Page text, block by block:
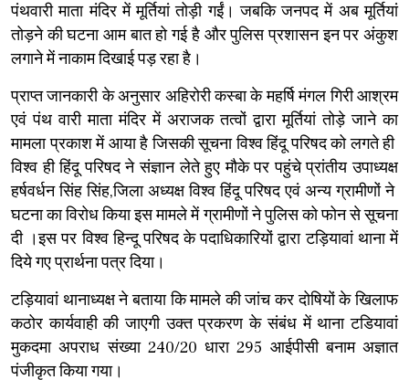
पंथवारी माता मंदिर में मूर्तियां तोड़ी गईं। जबकि जनपद में अब मूर्तियां
तोड़ने की घटना आम बात हो गई है और पुलिस प्रशासन इन पर अंकुश
लगाने में नाकाम दिखाई पड़ रहा है।
प्राप्त जानकारी के अनुसार अहिरोरी कस्बा के महर्षि मंगल गिरी आश्रम
एवं पंथ वारी माता मंदिर में अराजक तत्वों द्वारा मूर्तियां तोड़े जाने का
मामला प्रकाश में आया है जिसकी सूचना विश्व हिंदू परिषद को लगते ही
विश्व ही हिंदू परिषद ने संज्ञान लेते हुए मौके पर पहुंचे प्रांतीय उपाध्यक्ष
हर्षवर्धन सिंह सिंह,जिला अध्यक्ष विश्व हिंदू परिषद एवं अन्य ग्रामीणों ने
घटना का विरोध किया इस मामले में ग्रामीणों ने पुलिस को फोन से सूचना
दी ।इस पर विश्व हिन्दू परिषद के पदाधिकारियों द्वारा टड़ियावां थाना में
दिये गए प्रार्थना पत्र दिया।
टड़ियावां थानाध्यक्ष ने बताया कि मामले की जांच कर दोषियों के खिलाफ
कठोर कार्यवाही की जाएगी उक्त प्रकरण के संबंध में थाना टडियावां
मुकदमा अपराध संख्या 240/20 धारा 295 आईपीसी बनाम अज्ञात
पंजीकृत किया गया।